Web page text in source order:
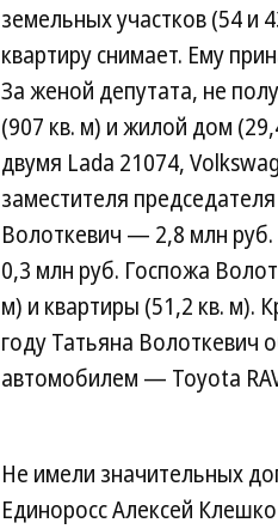
земельных участков (54 и
квартиру снимает. Ему
За женой депутата, не
(907 кв. м) и жилой дом
двумя Lada 21074,
заместителя
Волоткевич — 2,8 млн
0,3 млн руб. Госпожа
м) и квартиры (51,2 кв. м).
году Татьяна Волоткевич
автомобилем — Toyota
Не имели значительных
Единоросс Алексей